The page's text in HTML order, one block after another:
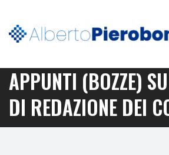
APPUNTI (BOZZE)
DI REDAZIONE DEI